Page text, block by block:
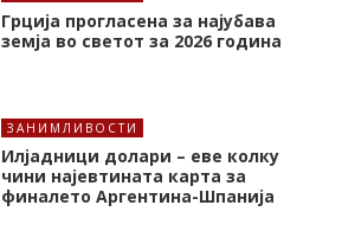
Грција прогласена за најубава
земја во светот за 2026 година
ЗАНИМЛИВОСТИ
Илјадници долари – еве колку
чини најевтината карта за
финалето Аргентина-Шпанија